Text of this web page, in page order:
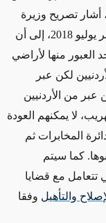
تصريح وزيرة
في شهر يوليو 2018، إلى أن
العبور منها لأراضي
لكن عبر
من الأردنيين
لا يمكنهم العودة
المخابرات ثم
كما سيتم
مع قضايا
والتأهيلوفقا